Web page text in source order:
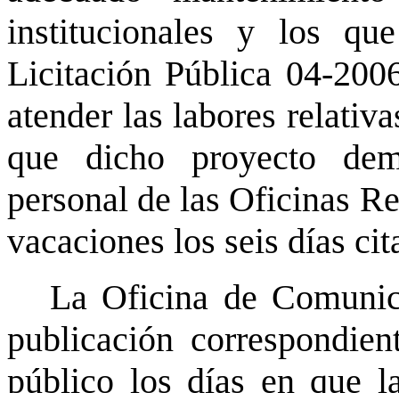
institucionales y los
Licitación Pública 04-
atender las labores
que dicho proyecto
personal de las Oficinas
vacaciones los seis días
La Oficina de
publicación
público los días en que